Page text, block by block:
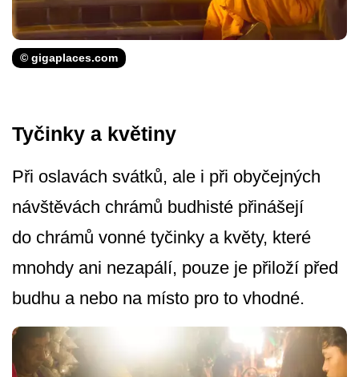
© gigaplaces.com
Tyčinky a květiny
Při oslavách svátků, ale i při obyčejných
návštěvách chrámů budhisté přinášejí
do chrámů vonné tyčinky a květy, které
mnohdy ani nezapálí, pouze je přiloží před
budhu a nebo na místo pro to vhodné.